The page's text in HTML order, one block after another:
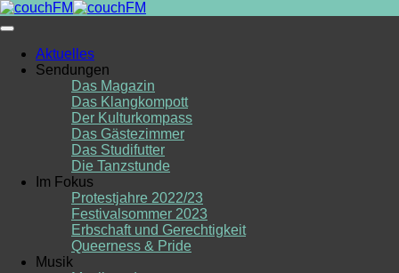
Skip
to
Aktuelles
Sendungen
Das Magazin
Das Klangkompott
Der Kulturkompass
Das Gästezimmer
Das Studifutter
Die Tanzstunde
Im Fokus
Protestjahre 2022/23
Festivalsommer 2023
Erbschaft und Gerechtigkeit
Queerness & Pride
Musik